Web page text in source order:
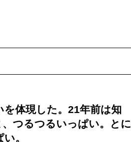
体現した。21年前は知
つるつるいっぱい。とに
。